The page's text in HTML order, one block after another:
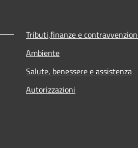
Tributi,finanze e
Ambiente
Salute, benessere e assistenza
Autorizzazioni